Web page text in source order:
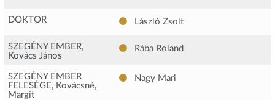
DOKTOR László Zsolt
SZEGÉNY EMBER,
Kovács János
Rába Roland
SZEGÉNY EMBER
FELESÉGE, Kovácsné,
Margit
Nagy Mari